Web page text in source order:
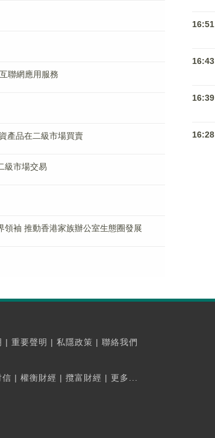
聯網應用服務
產品在二級市場買賣
級市場交易
領袖 推動香港家族辦公室生態圈發展
16:51
16:43
16:39
16:28
| 重要聲明 | 私隱政策 | 聯絡我們
信 | 權衡財經 | 攬富財經 | 更多...